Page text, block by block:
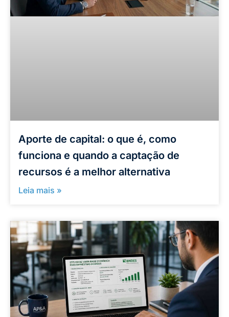
Aporte de capital: o que é, como
funciona e quando a captação de
recursos é a melhor alternativa
Leia mais »